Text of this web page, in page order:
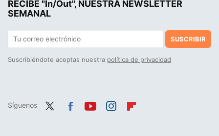
RECIBE "In/Out", NUESTRA NEWSLETTER
SEMANAL
SUSCRIBIR
Suscribiéndote aceptas nuestra política de privacidad
Síguenos